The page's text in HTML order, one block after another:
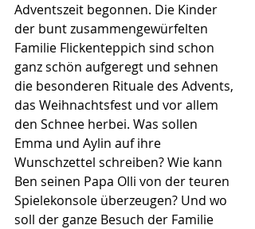
Adventszeit begonnen. Die Kinder
der bunt zusammengewürfelten
Familie Flickenteppich sind schon
ganz schön aufgeregt und sehnen
die besonderen Rituale des Advents,
das Weihnachtsfest und vor allem
den Schnee herbei. Was sollen
Emma und Aylin auf ihre
Wunschzettel schreiben? Wie kann
Ben seinen Papa Olli von der teuren
Spielekonsole überzeugen? Und wo
soll der ganze Besuch der Familie